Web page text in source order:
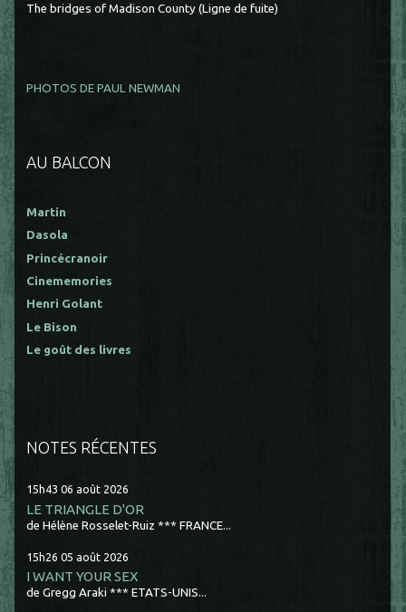
The bridges of Madison County (Ligne de fuite)
PHOTOS DE PAUL NEWMAN
AU BALCON
Martin
Dasola
Princécranoir
Cinememories
Henri Golant
Le Bison
Le goût des livres
NOTES RÉCENTES
15h43 06 août 2026
LE TRIANGLE D'OR
de Hélène Rosselet-Ruiz *** FRANCE...
15h26 05 août 2026
I WANT YOUR SEX
de Gregg Araki *** ETATS-UNIS...